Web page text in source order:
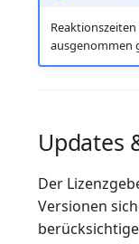
Reaktionszeiten
ausgenommen
Updates
Der
Versionen